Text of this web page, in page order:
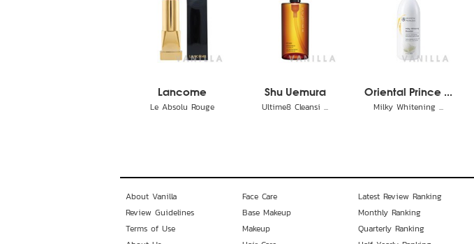
Lancome
Le Absolu Rouge
Shu Uemura
Ultime8 Cleansi ...
Oriental Prince ...
Milky Whitening ...
About Vanilla
Review Guidelines
Terms of Use
Face Care
Base Makeup
Makeup
Latest Review Ranking
Monthly Ranking
Quarterly Ranking